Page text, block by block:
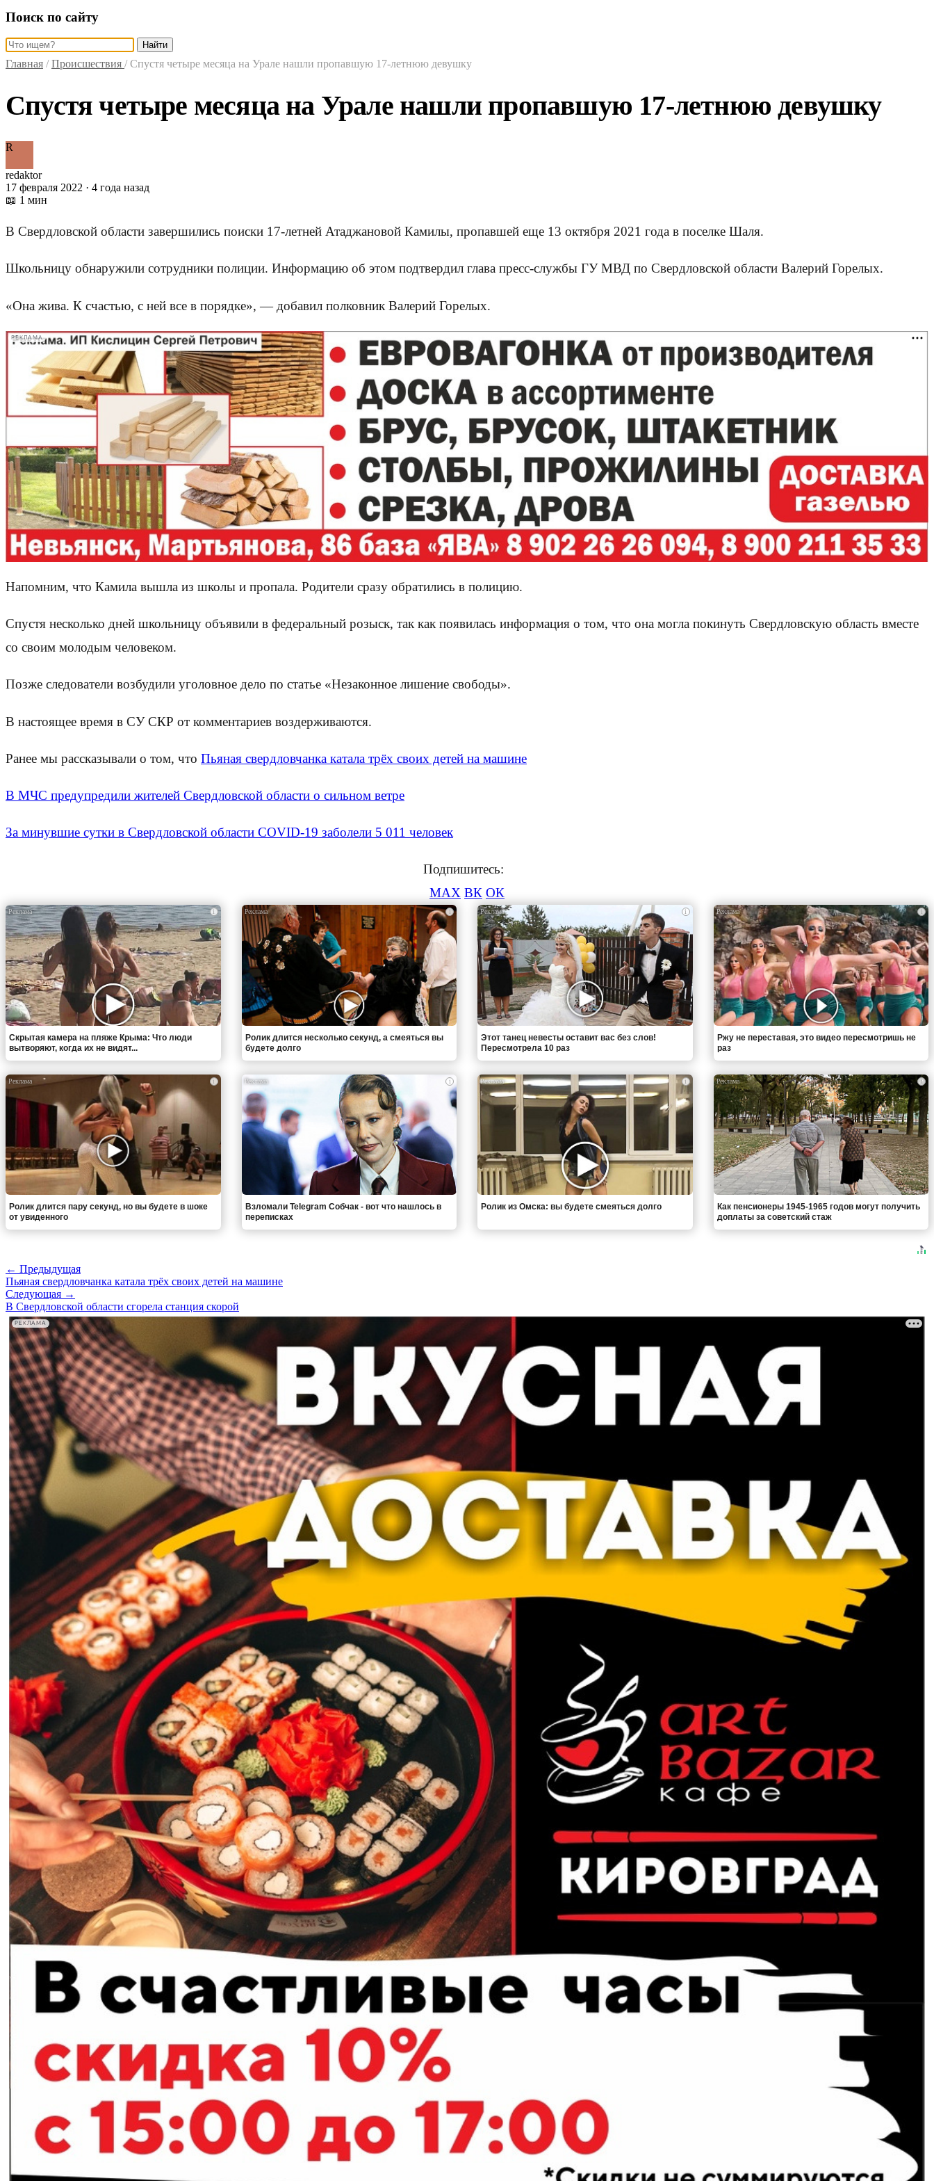
Поиск по сайту
Найти
Главная / Происшествия / Спустя четыре месяца на Урале нашли пропавшую 17-летнюю девушку
Спустя четыре месяца на Урале нашли пропавшую 17-летнюю девушку
R
redaktor
17 февраля 2022 · 4 года назад
📖 1 мин
В Свердловской области завершились поиски 17-летней Атаджановой Камилы, пропавшей еще 13 октября 2021 года в поселке Шаля.
Школьницу обнаружили сотрудники полиции. Информацию об этом подтвердил глава пресс-службы ГУ МВД по Свердловской области Валерий Горелых.
«Она жива. К счастью, с ней все в порядке», — добавил полковник Валерий Горелых.
РЕКЛАМА
Напомним, что Камила вышла из школы и пропала. Родители сразу обратились в полицию.
Спустя несколько дней школьницу объявили в федеральный розыск, так как появилась информация о том, что она могла покинуть Свердловскую область вместе
со своим молодым человеком.
Позже следователи возбудили уголовное дело по статье «Незаконное лишение свободы».
В настоящее время в СУ СКР от комментариев воздерживаются.
Ранее мы рассказывали о том, что Пьяная свердловчанка катала трёх своих детей на машине
В МЧС предупредили жителей Свердловской области о сильном ветре
За минувшие сутки в Свердловской области COVID-19 заболели 5 011 человек
Подпишитесь:
MAX ВК ОК
i
Скрытая камера на пляже Крыма: Что люди
вытворяют, когда их не видят...
i
Ролик длится несколько секунд, а смеяться вы
будете долго
i
Этот танец невесты оставит вас без слов!
Пересмотрела 10 раз
i
Ржу не переставая, это видео пересмотришь не
раз
i
Ролик длится пару секунд, но вы будете в шоке
от увиденного
i
Взломали Telegram Собчак - вот что нашлось в
переписках
i
Ролик из Омска: вы будете смеяться долго
i
Как пенсионеры 1945-1965 годов могут получить
доплаты за советский стаж
← Предыдущая
Пьяная свердловчанка катала трёх своих детей на машине
Следующая →
В Свердловской области сгорела станция скорой
РЕКЛАМА